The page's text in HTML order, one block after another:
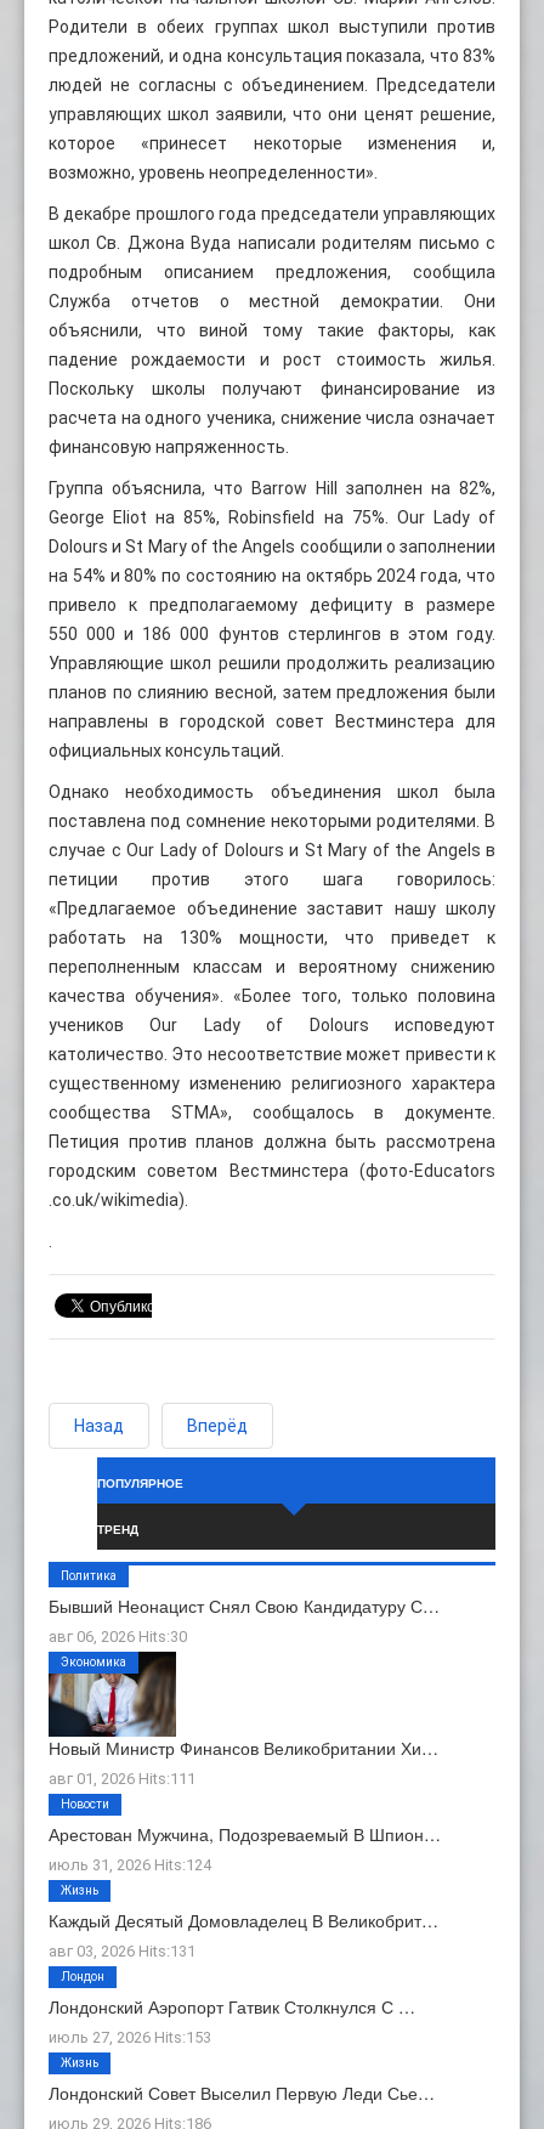
Родители в обеих группах школ выступили против
предложений, и одна консультация показала, что 83%
людей не согласны с объединением. Председатели
управляющих школ заявили, что они ценят решение,
которое «принесет некоторые изменения и,
возможно, уровень неопределенности».
В декабре прошлого года председатели управляющих
школ Св. Джона Вуда написали родителям письмо с
подробным описанием предложения, сообщила
Служба отчетов о местной демократии. Они
объяснили, что виной тому такие факторы, как
падение рождаемости и рост стоимость жилья.
Поскольку школы получают финансирование из
расчета на одного ученика, снижение числа означает
финансовую напряженность.
Группа объяснила, что Barrow Hill заполнен на 82%,
George Eliot на 85%, Robinsfield на 75%. Our Lady of
Dolours и St Mary of the Angels сообщили о заполнении
на 54% и 80% по состоянию на октябрь 2024 года, что
привело к предполагаемому дефициту в размере
550 000 и 186 000 фунтов стерлингов в этом году.
Управляющие школ решили продолжить реализацию
планов по слиянию весной, затем предложения были
направлены в городской совет Вестминстера для
официальных консультаций.
Однако необходимость объединения школ была
поставлена ​​под сомнение некоторыми родителями. В
случае с Our Lady of Dolours и St Mary of the Angels в
петиции против этого шага говорилось:
«Предлагаемое объединение заставит нашу школу
работать на 130% мощности, что приведет к
переполненным классам и вероятному снижению
качества обучения». «Более того, только половина
учеников Our Lady of Dolours исповедуют
католичество. Это несоответствие может привести к
существенному изменению религиозного характера
сообщества STMA», сообщалось в документе.
Петиция против планов должна быть рассмотрена
городским советом Вестминстера (фото-Educators
.co.uk/wikimedia).
Назад Вперёд
ПОПУЛЯРНОЕ
ТРЕНД
Бывший Неонацист Снял Свою Кандидатуру С…
авг 06, 2026 Hits:30
Политика
Новый Министр Финансов Великобритании Хи…
авг 01, 2026 Hits:111
Экономика
Арестован Мужчина, Подозреваемый В Шпион…
июль 31, 2026 Hits:124
Новости
Каждый Десятый Домовладелец В Великобрит…
авг 03, 2026 Hits:131
Жизнь
Лондонский Аэропорт Гатвик Столкнулся С …
июль 27, 2026 Hits:153
Лондон
Лондонский Совет Выселил Первую Леди Сье…
июль 29, 2026 Hits:186
Жизнь